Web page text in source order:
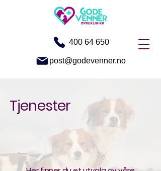
400 64 650
post@godevenner.no
Tjenester